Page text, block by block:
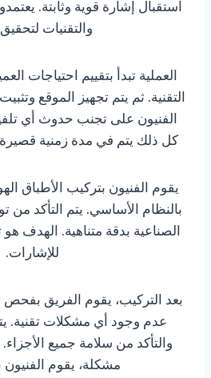
استقبال إشارة قوية وثابتة.
والتقنيات
العملية تبدأ بتقييم احتياجات
التقنية. ثم يتم تجهيز الموقع
الفنيون على تجنب حدوث أي
كل ذلك يتم في مدة زمنية
يقوم الفنيون بتركيب الأطباق
بالنظام الأساسي. يتم التأكد من
الصناعية بدقة متناهية. الهدف
للإشارات.
بعد التركيب، يقوم الفريق بفحص
عدم وجود أي مشكلات تقنية.
والتأكد من سلامة جميع
مشكلة، يقوم الفنيون